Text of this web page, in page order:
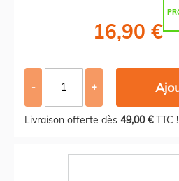
16,90 €
- +
Livraison offerte dès 49,00 €TTC !